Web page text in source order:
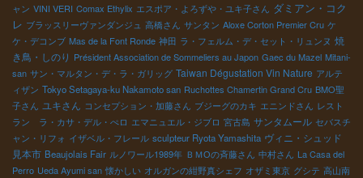
ャン VINI VERI Comax Ethylix エスポア・よろずや・ユキ子さん ダミアン・コク
レ ブラッスリーヴァンダンジュ 高橋さん サンタン Aloxe Corton Premier Cru ケ
ケ・デコンブ Mas de la Font Ronde 神田 ラ・フェルム・デ・セット・リュンヌ 焼
き鳥・しのり Président Association de Sommeliers au Japon Gaec du Mazel Mitani-
san サン・マルタン・デ・ラ・ガリッグ Taiwan Dégustation Vin Nature アルテ
ィザン Tokyo Setagaya-ku Nakamoto san Ruchottes Chamertin Grand Cru BMO聖
子さん ユキさん コンセプション・加藤さん ブジーグのカキ エニンドさん レスト
ラン ラ・カサ・デル・ぺロ エマニュエル・ジブロ 宮古島 サンタムール セバスチ
ャン・リフォ イザベル・フレール sculpteur Ryota Yamashita ヴィニ・シュッド
見本市 Beaujolais Fair ルノワール1989年 ＢＭОの斉藤さん 中村さん La Casa del
Perro Ueda Ayumi san 懐かしい オルガンの紺野真シェフ オザミ東京 グシテ 高山南